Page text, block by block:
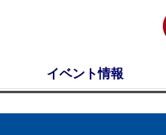
イベント情報